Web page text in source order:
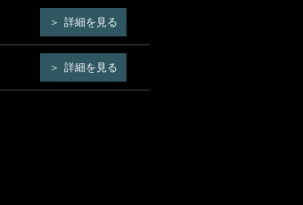
詳細を見る
詳細を見る